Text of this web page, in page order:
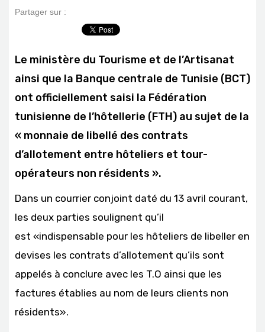
Partager sur :
Le ministère du Tourisme et de l’Artisanat
ainsi que la Banque centrale de Tunisie (BCT)
ont officiellement saisi la Fédération
tunisienne de l’hôtellerie (FTH) au sujet de la
« monnaie de libellé des contrats
d’allotement entre hôteliers et tour-
opérateurs non résidents ».
Dans un courrier conjoint daté du 13 avril courant,
les deux parties soulignent qu’il
est «indispensable pour les hôteliers de libeller en
devises les contrats d’allotement qu’ils sont
appelés à conclure avec les T.O ainsi que les
factures établies au nom de leurs clients non
résidents».